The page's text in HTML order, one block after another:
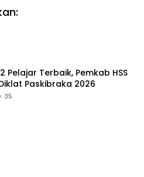
Pelajar Terbaik, Pemkab HSS
Paskibraka 2026
35